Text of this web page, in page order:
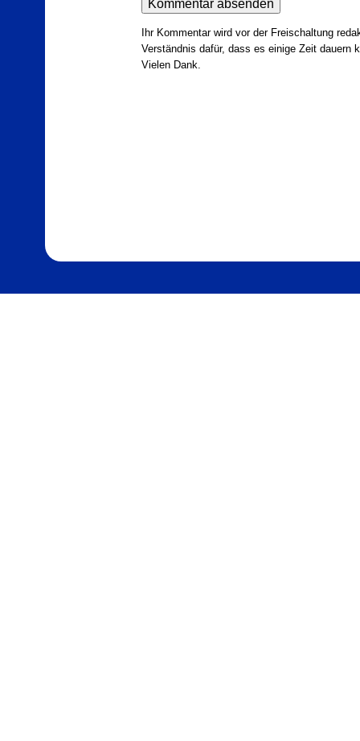
Ihr Kommentar wird vor der Freischaltung
Verständnis dafür, dass es einige Zeit
Vielen Dank.